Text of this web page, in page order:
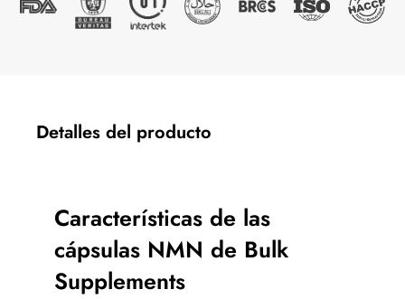
Detalles del producto
Características de las
cápsulas NMN de Bulk
Supplements